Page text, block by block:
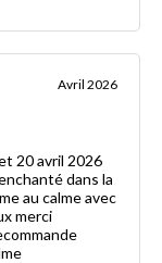
Avril 2026
20 avril 2026
dans la
au calme avec
merci